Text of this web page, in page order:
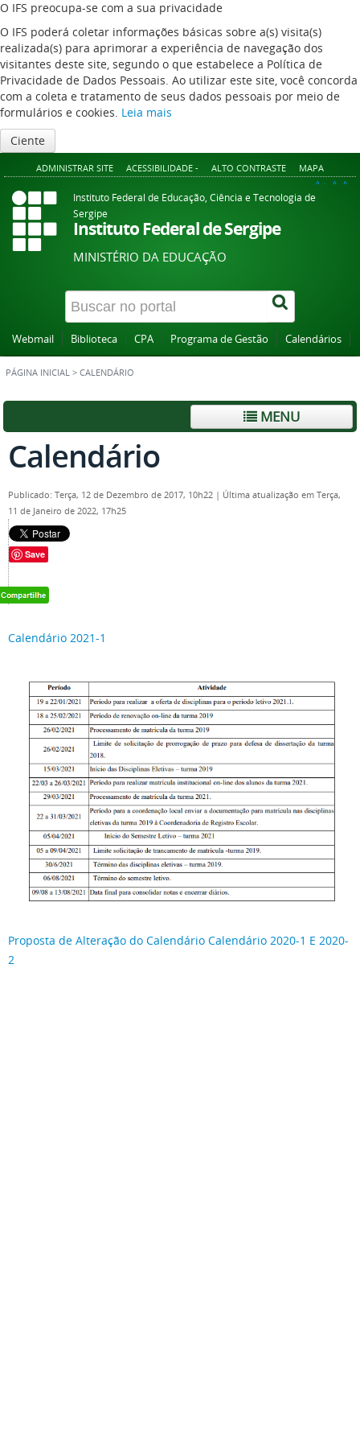
O IFS preocupa-se com a sua privacidade
O IFS poderá coletar informações básicas sobre a(s) visita(s)
realizada(s) para aprimorar a experiência de navegação dos
visitantes deste site, segundo o que estabelece a Política de
Privacidade de Dados Pessoais. Ao utilizar este site, você concorda
com a coleta e tratamento de seus dados pessoais por meio de
formulários e cookies. Leia mais
Ciente
ADMINISTRAR SITE ACESSIBILIDADE - ALTO CONTRASTE MAPA
A+ A A-
Instituto Federal de Educação, Ciência e Tecnologia de
Sergipe
Instituto Federal de Sergipe
MINISTÉRIO DA EDUCAÇÃO
Webmail Biblioteca CPA Programa de Gestão Calendários
PÁGINA INICIAL > CALENDÁRIO
MENU
Calendário
Publicado: Terça, 12 de Dezembro de 2017, 10h22 | Última atualização em Terça,
11 de Janeiro de 2022, 17h25
Save
Calendário 2021-1
Proposta de Alteração do Calendário Calendário 2020-1 E 2020-
2